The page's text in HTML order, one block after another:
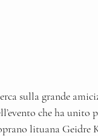
sulla grande
che ha
lituana Geidre